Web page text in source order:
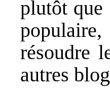
plutôt que
résoudre
autres